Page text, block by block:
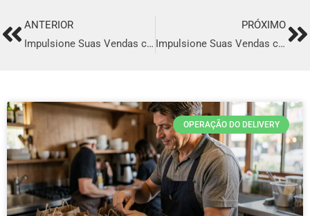
PrevANTERIOR
Impulsione Suas Vendas com o Melhor Sistema de Delivery em Cidade Ocidental
PRÓXIMO
Impulsione Suas Vendas com o Melhor Sistema de Delivery em Rio Bonito
OPERAÇÃO DO DELIVERY